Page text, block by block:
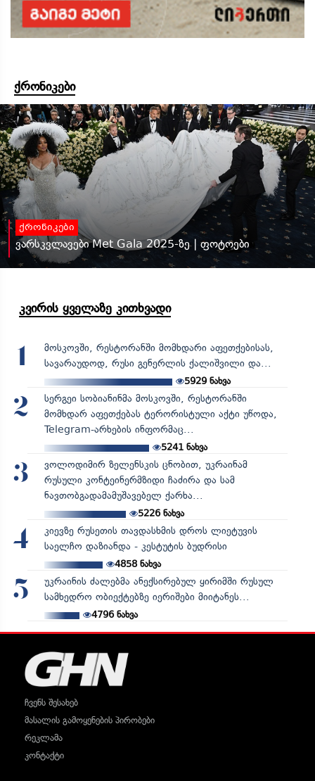
ქრონიკები
ქრონიკები
ვარსკვლავები Met Gala 2025-ზე | ფოტოები
კვირის ყველაზე კითხვადი
1
მოსკოვში, რესტორანში მომხდარი აფეთქებისას,
სავარაუდოდ, რუსი გენერლის ქალიშვილი და...
5929 ნახვა
2
სერგეი სობიანინმა მოსკოვში, რესტორანში
მომხდარ აფეთქებას ტერორისტული აქტი უწოდა,
Telegram-არხების ინფორმაც...
5241ნახვა
3
ვოლოდიმირ ზელენსკის ცნობით, უკრაინამ
რუსული კონტეინერმზიდი ჩაძირა და სამ
ნავთობგადამამუშავებელ ქარხა...
5226ნახვა
4
კიევზე რუსეთის თავდასხმის დროს ლიეტუვის
საელჩო დაზიანდა - კესტუტის ბუდრისი
4858ნახვა
5
უკრაინის ძალებმა ანექსირებულ ყირიმში რუსულ
სამხედრო ობიექტებზე იერიშები მიიტანეს...
4796ნახვა
ჩვენს შესახებ
მასალის გამოყენების პირობები
რეკლამა
კონტაქტი